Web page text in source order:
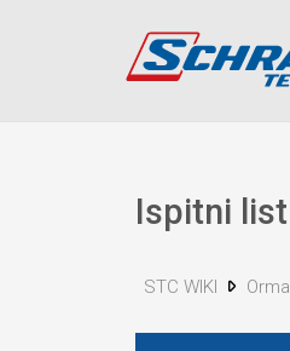
Ispitni
STC WIKI